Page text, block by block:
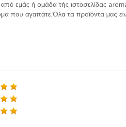
εμάς ή ομάδα τής ιστοσελίδας
που αγαπάτε.Όλα τα προϊόντα μας